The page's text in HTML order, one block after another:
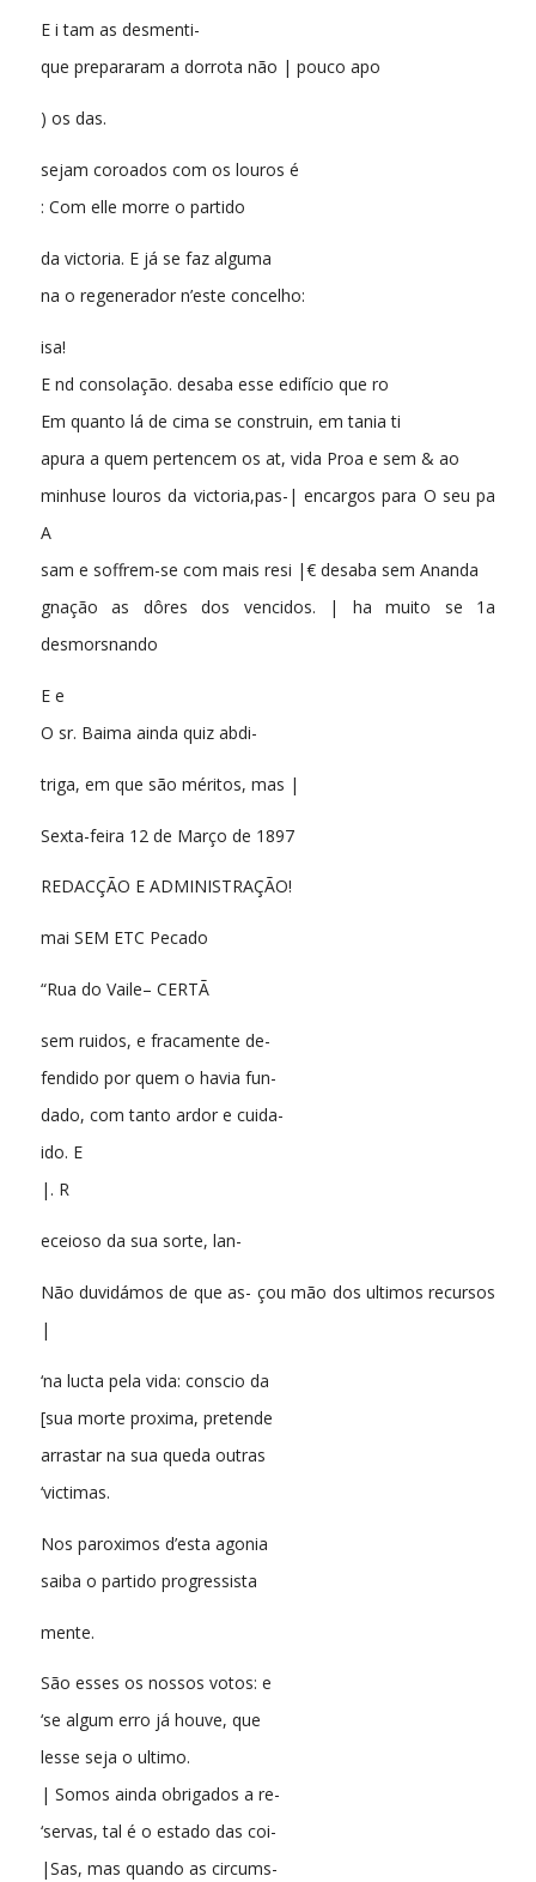
E i tam as desmenti-
que prepararam a dorrota não | pouco apo
) os das.
sejam coroados com os louros é
: Com elle morre o partido
da victoria. E já se faz alguma
na o regenerador n’este concelho:
isa!
E nd consolação. desaba esse edifício que ro
Em quanto lá de cima se construin, em tania ti
apura a quem pertencem os at, vida Proa e sem & ao
minhuse louros da victoria,pas-| encargos para O seu pa
A
sam e soffrem-se com mais resi |€ desaba sem Ananda
gnação as dôres dos vencidos. | ha muito se 1a
desmorsnando
E e
O sr. Baima ainda quiz abdi-
triga, em que são méritos, mas |
Sexta-feira 12 de Março de 1897
REDACÇÃO E ADMINISTRAÇÃO!
mai SEM ETC Pecado
“Rua do Vaile– CERTÃ
sem ruidos, e fracamente de-
fendido por quem o havia fun-
dado, com tanto ardor e cuida-
ido. E
|. R
eceioso da sua sorte, lan-
Não duvidámos de que as- çou mão dos ultimos recursos
|
‘na lucta pela vida: conscio da
[sua morte proxima, pretende
arrastar na sua queda outras
‘victimas.
Nos paroximos d’esta agonia
saiba o partido progressista
mente.
São esses os nossos votos: e
‘se algum erro já houve, que
lesse seja o ultimo.
| Somos ainda obrigados a re-
‘servas, tal é o estado das coi-
|Sas, mas quando as circums-